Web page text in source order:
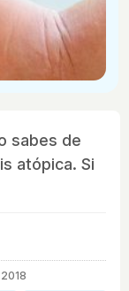
sabes de
atópica. Si